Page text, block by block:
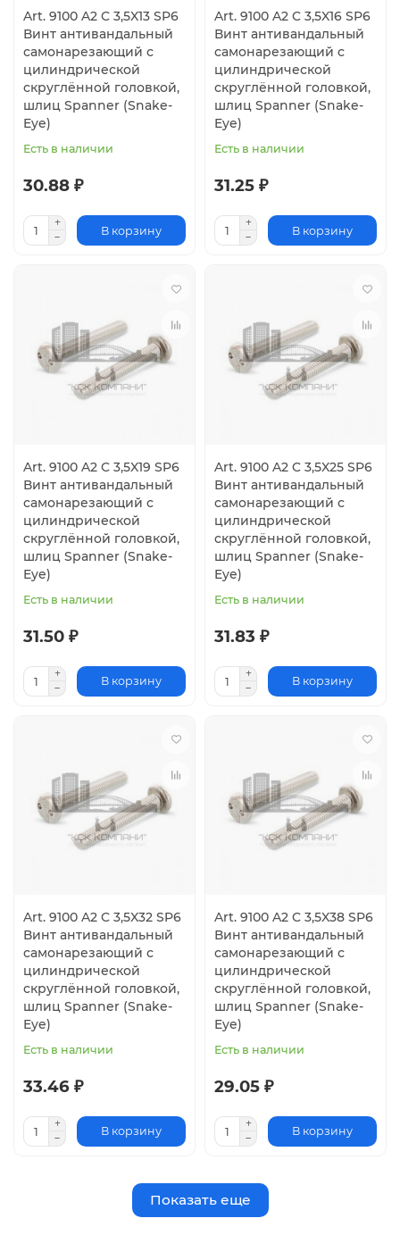
Art. 9100 A2 C 3,5X13 SP6
Винт антивандальный
самонарезающий с
цилиндрической
скруглённой головкой,
шлиц Spanner (Snake-
Eye)
Есть в наличии
30.88 ₽
В корзину
Art. 9100 A2 C 3,5X16 SP6
Винт антивандальный
самонарезающий с
цилиндрической
скруглённой головкой,
шлиц Spanner (Snake-
Eye)
Есть в наличии
31.25 ₽
В корзину
Art. 9100 A2 C 3,5X19 SP6
Винт антивандальный
самонарезающий с
цилиндрической
скруглённой головкой,
шлиц Spanner (Snake-
Eye)
Есть в наличии
31.50 ₽
В корзину
Art. 9100 A2 C 3,5X25 SP6
Винт антивандальный
самонарезающий с
цилиндрической
скруглённой головкой,
шлиц Spanner (Snake-
Eye)
Есть в наличии
31.83 ₽
В корзину
Art. 9100 A2 C 3,5X32 SP6
Винт антивандальный
самонарезающий с
цилиндрической
скруглённой головкой,
шлиц Spanner (Snake-
Eye)
Есть в наличии
33.46 ₽
В корзину
Art. 9100 A2 C 3,5X38 SP6
Винт антивандальный
самонарезающий с
цилиндрической
скруглённой головкой,
шлиц Spanner (Snake-
Eye)
Есть в наличии
29.05 ₽
В корзину
Показать еще